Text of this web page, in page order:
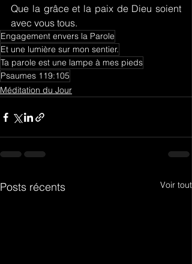
Que la grâce et la paix de Dieu soient
avec vous tous.
Engagement envers la Parole
Et une lumière sur mon sentier.
Ta parole est une lampe à mes pieds
Psaumes 119:105
Méditation du Jour
Posts récents Voir tout